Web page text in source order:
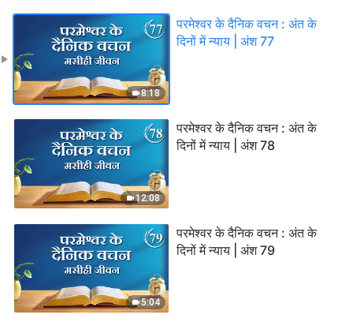
8:18
परमेश्वर के दैनिक वचन : अंत के
दिनों में न्याय | अंश 77
12:08
परमेश्वर के दैनिक वचन : अंत के
दिनों में न्याय | अंश 78
5:04
परमेश्वर के दैनिक वचन : अंत के
दिनों में न्याय | अंश 79